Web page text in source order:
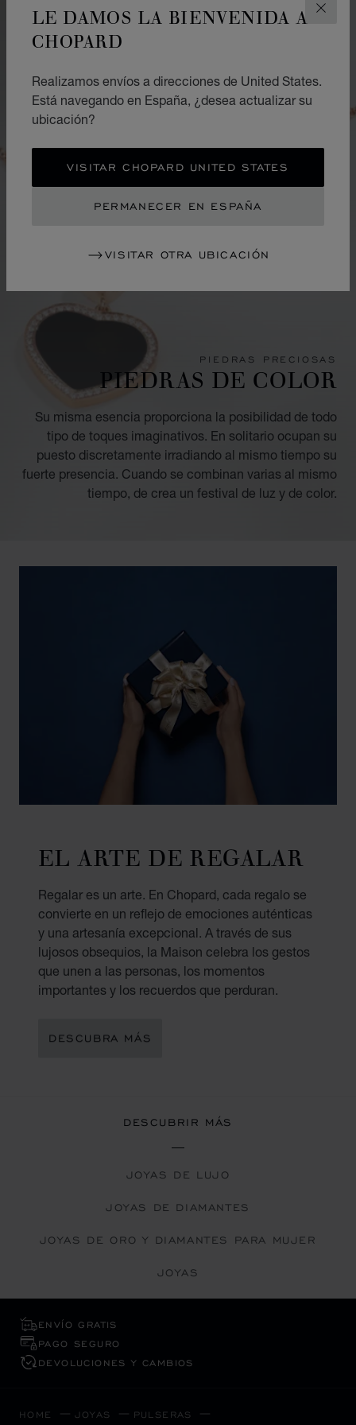
LE DAMOS LA BIENVENIDA A
CHOPARD
Realizamos envíos a direcciones de United States.
Está navegando en España, ¿desea actualizar su
ubicación?
VISITAR CHOPARD UNITED STATES
PERMANECER EN ESPAÑA
VISITAR OTRA UBICACIÓN
PIEDRAS PRECIOSAS
PIEDRAS DE COLOR
Su misma esencia proporciona la posibilidad de todo
tipo de toques imaginativos. En solitario ocupan su
puesto discretamente irradiando al mismo tiempo su
fuerte presencia. Cuando se combinan varias al mismo
tiempo, de crea un festival de luz y de color.
EL ARTE DE REGALAR
Regalar es un arte. En Chopard, cada regalo se
convierte en un reflejo de emociones auténticas
y una artesanía excepcional. A través de sus
lujosos obsequios, la Maison celebra los gestos
que unen a las personas, los momentos
importantes y los recuerdos que perduran.
DESCUBRA MÁS
DESCUBRIR MÁS
JOYAS DE LUJO
JOYAS DE DIAMANTES
JOYAS DE ORO Y DIAMANTES PARA MUJER
JOYAS
ENVÍO GRATIS
PAGO SEGURO
DEVOLUCIONES Y CAMBIOS
HOME JOYAS PULSERAS